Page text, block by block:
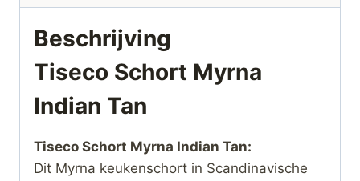
Beschrijving
Tiseco Schort Myrna
Indian Tan
Tiseco Schort Myrna Indian Tan:
Dit Myrna keukenschort in Scandinavische